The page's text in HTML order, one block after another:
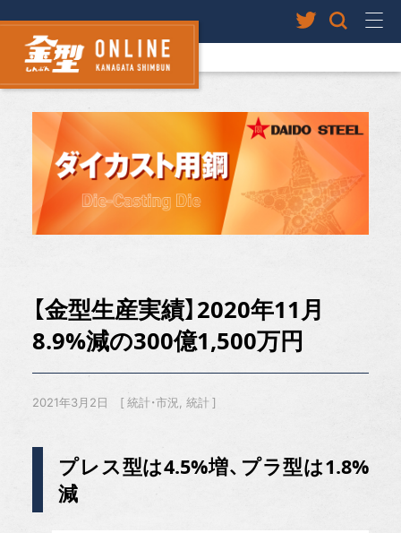
【金型生産実績】2020年11月
8.9%減の300億1,500万円
2021年3月2日 統計・市況 統計
プレス型は4.5%増、プラ型は1.8%
減